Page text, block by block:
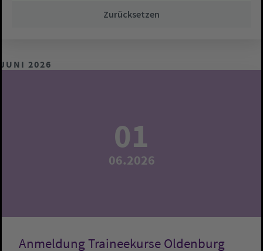
Zurücksetzen
JUNI 2026
01
06.2026
Anmeldung Traineekurse Oldenburg